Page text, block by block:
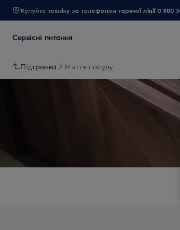
Купуйте техніку за телефоном гарячої лінії 0 800
Сервісні питання
Підтримка Миття посуду